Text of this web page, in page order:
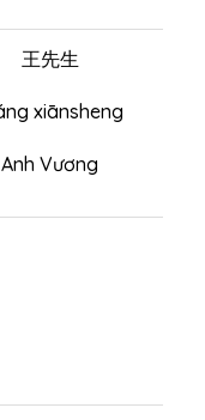
王先生
xiānsheng
Anh Vương